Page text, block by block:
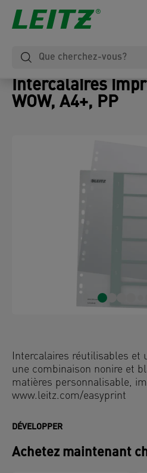
Intercalaires
WOW, A4+, PP
Intercalaires réutilisables et
une combinaison nonire et
matières personnalisable,
www.leitz.com/easyprint
DÉVELOPPER
Achetez maintenant